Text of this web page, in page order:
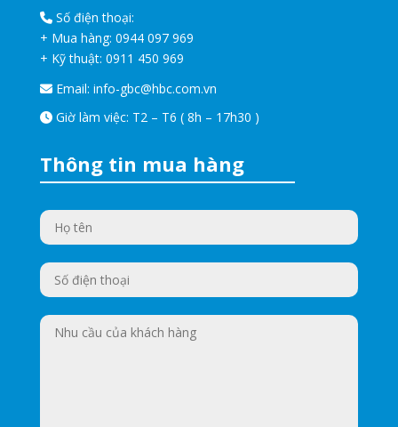
Số điện thoại:
+ Mua hàng: 0944 097 969
+ Kỹ thuật: 0911 450 969
Email: info-gbc@hbc.com.vn
Giờ làm việc: T2 – T6 ( 8h – 17h30 )
Thông tin mua hàng